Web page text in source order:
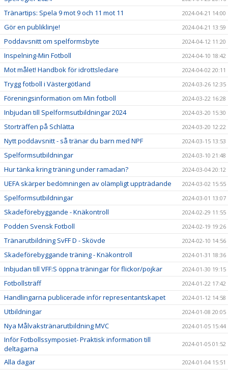
Tränartips: Spela 9 mot 9 och 11 mot 11 2024-04-21 14:00
Gör en publiklinje! 2024-04-21 13:59
Poddavsnitt om spelformsbyte 2024-04-12 11:20
Inspelning-Min Fotboll 2024-04-10 18:42
Mot målet! Handbok för idrottsledare 2024-04-02 20:11
Trygg fotboll i Västergötland 2024-03-26 12:35
Föreningsinformation om Min fotboll 2024-03-22 16:28
Inbjudan till Spelformsutbildningar 2024 2024-03-20 15:30
Storträffen på Schlätta 2024-03-20 12:22
Nytt poddavsnitt - så tränar du barn med NPF 2024-03-15 13:53
Spelformsutbildningar 2024-03-10 21:48
Hur tänka kring träning under ramadan? 2024-03-04 20:12
UEFA skärper bedömningen av olämpligt uppträdande 2024-03-02 15:55
Spelformsutbildningar 2024-03-01 13:07
Skadeförebyggande - Knäkontroll 2024-02-29 11:55
Podden Svensk Fotboll 2024-02-19 19:26
Tränarutbildning SvFF D - Skövde 2024-02-10 14:56
Skadeförebyggande träning - Knäkontroll 2024-01-31 18:36
Inbjudan till VFF:S öppna träningar för flickor/pojkar 2024-01-30 19:15
Fotbollsträff 2024-01-22 17:42
Handlingarna publicerade inför representantskapet 2024-01-12 14:58
Utbildningar 2024-01-08 20:05
Nya Målvakstränarutbildning MVC 2024-01-05 15:44
Inför Fotbollssymposiet- Praktisk information till
deltagarna
2024-01-05 01:52
Alla dagar 2024-01-04 15:51